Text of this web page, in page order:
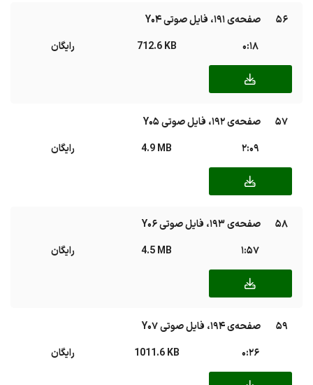
56
صفحه‌ی ۱۹۱، فایل صوتی Y04
0:18
712.6 KB رایگان
57
صفحه‌ی ۱۹۲، فایل صوتی Y05
2:09
4.9 MB رایگان
58
صفحه‌ی ۱۹۳، فایل صوتی Y06
1:57
4.5 MB رایگان
59
صفحه‌ی ۱۹۴، فایل صوتی Y07
0:26
1011.6 KB رایگان